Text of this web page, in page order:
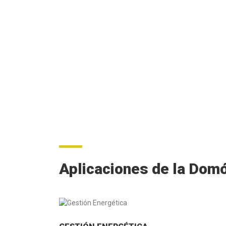
Aplicaciones de la